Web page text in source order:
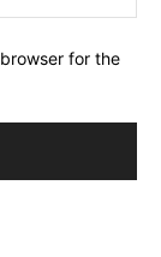
for the